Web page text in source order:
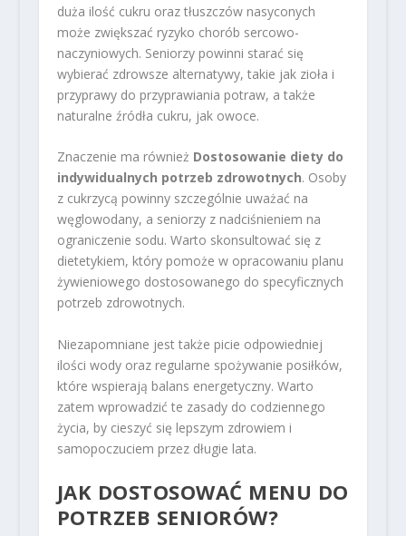
duża ilość cukru oraz tłuszczów nasyconych
może zwiększać ryzyko chorób sercowo-
naczyniowych. Seniorzy powinni starać się
wybierać zdrowsze alternatywy, takie jak zioła i
przyprawy do przyprawiania potraw, a także
naturalne źródła cukru, jak owoce.
Znaczenie ma również Dostosowanie diety do
indywidualnych potrzeb zdrowotnych. Osoby
z cukrzycą powinny szczególnie uważać na
węglowodany, a seniorzy z nadciśnieniem na
ograniczenie sodu. Warto skonsultować się z
dietetykiem, który pomoże w opracowaniu planu
żywieniowego dostosowanego do specyficznych
potrzeb zdrowotnych.
Niezapomniane jest także picie odpowiedniej
ilości wody oraz regularne spożywanie posiłków,
które wspierają balans energetyczny. Warto
zatem wprowadzić te zasady do codziennego
życia, by cieszyć się lepszym zdrowiem i
samopoczuciem przez długie lata.
JAK DOSTOSOWAĆ MENU DO
POTRZEB SENIORÓW?